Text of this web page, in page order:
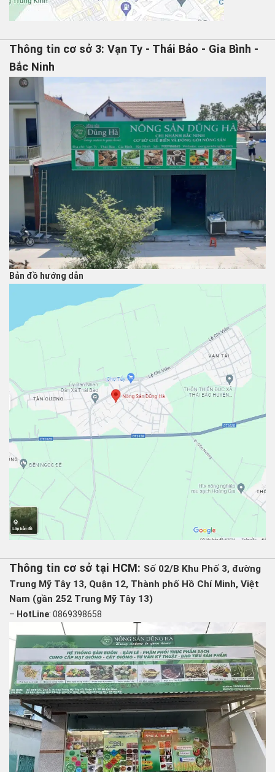
Thông tin cơ sở 3: Vạn Ty - Thái Bảo - Gia Bình -
Bắc Ninh
Bản đồ hướng dẫn
Thông tin cơ sở tại HCM: Số 02/B Khu Phố 3, đường
Trung Mỹ Tây 13, Quận 12, Thành phố Hồ Chí Minh, Việt
Nam (gần 252 Trung Mỹ Tây 13)
– HotLine: 0869398658